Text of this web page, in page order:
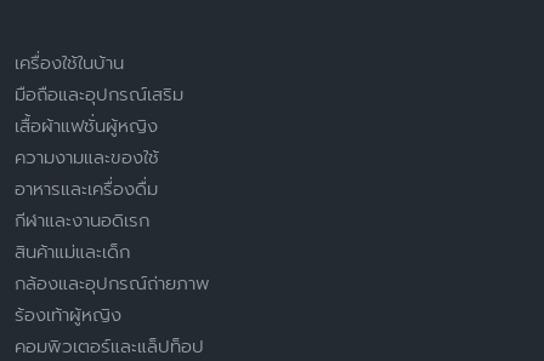
เครื่องใช้ในบ้าน
มือถือและอุปกรณ์เสริม
เสื้อผ้าแฟชั่นผู้หญิง
ความงามและของใช้
อาหารและเครื่องดื่ม
กีฬาและงานอดิเรก
สินค้าแม่และเด็ก
กล้องและอุปกรณ์ถ่ายภาพ
ร้องเท้าผู้หญิง
คอมพิวเตอร์และแล็ปท็อป